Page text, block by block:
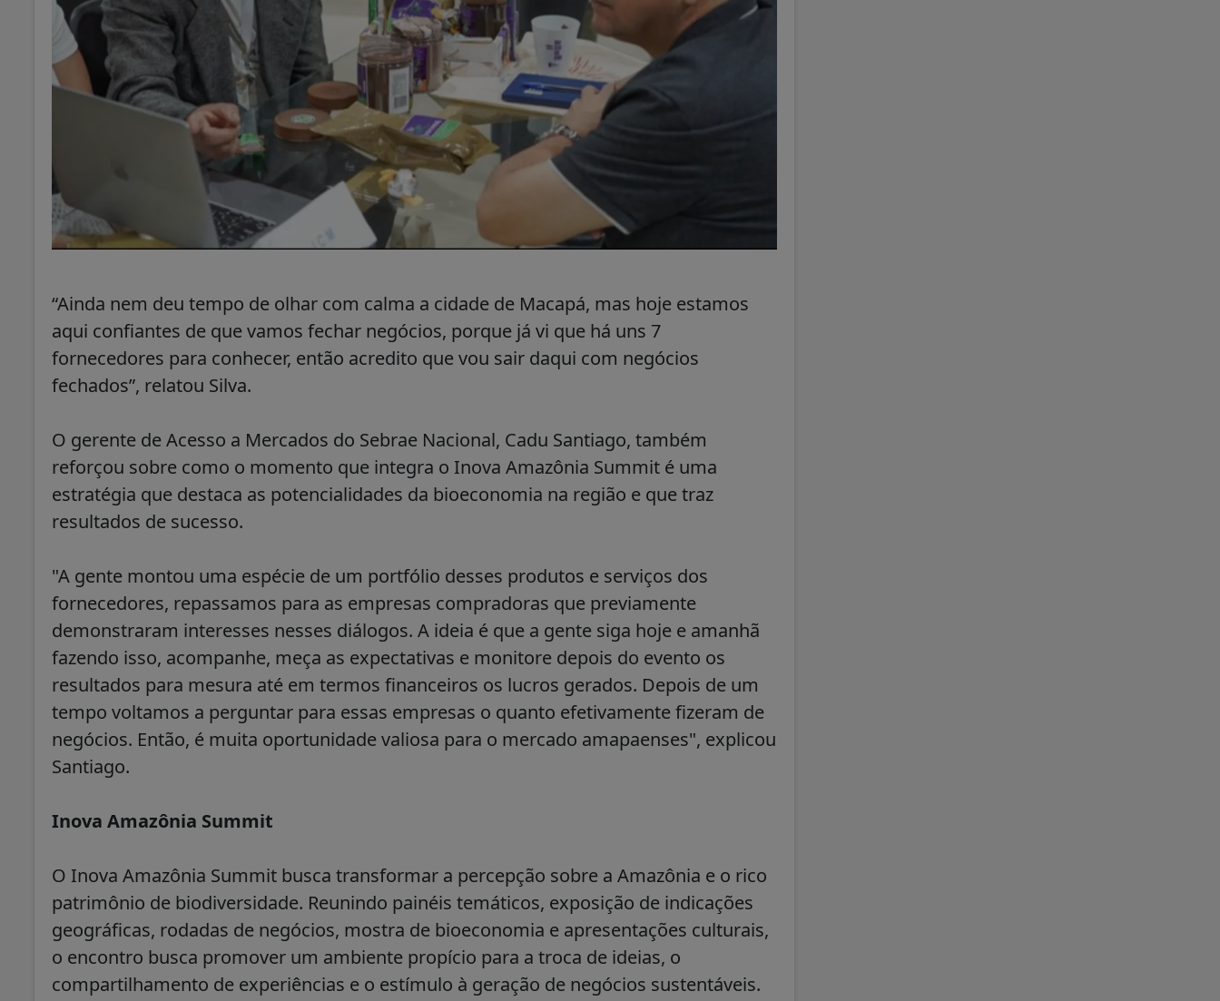
“Ainda nem deu tempo de olhar com calma a cidade de Macapá, mas hoje estamos
aqui confiantes de que vamos fechar negócios, porque já vi que há uns 7
fornecedores para conhecer, então acredito que vou sair daqui com negócios
fechados”, relatou Silva.
O gerente de Acesso a Mercados do Sebrae Nacional, Cadu Santiago, também
reforçou sobre como o momento que integra o Inova Amazônia Summit é uma
estratégia que destaca as potencialidades da bioeconomia na região e que traz
resultados de sucesso.
"A gente montou uma espécie de um portfólio desses produtos e serviços dos
fornecedores, repassamos para as empresas compradoras que previamente
demonstraram interesses nesses diálogos. A ideia é que a gente siga hoje e amanhã
fazendo isso, acompanhe, meça as expectativas e monitore depois do evento os
resultados para mesura até em termos financeiros os lucros gerados. Depois de um
tempo voltamos a perguntar para essas empresas o quanto efetivamente fizeram de
negócios. Então, é muita oportunidade valiosa para o mercado amapaenses", explicou
Santiago.
Inova Amazônia Summit
O Inova Amazônia Summit busca transformar a percepção sobre a Amazônia e o rico
patrimônio de biodiversidade. Reunindo painéis temáticos, exposição de indicações
geográficas, rodadas de negócios, mostra de bioeconomia e apresentações culturais,
o encontro busca promover um ambiente propício para a troca de ideias, o
compartilhamento de experiências e o estímulo à geração de negócios sustentáveis.